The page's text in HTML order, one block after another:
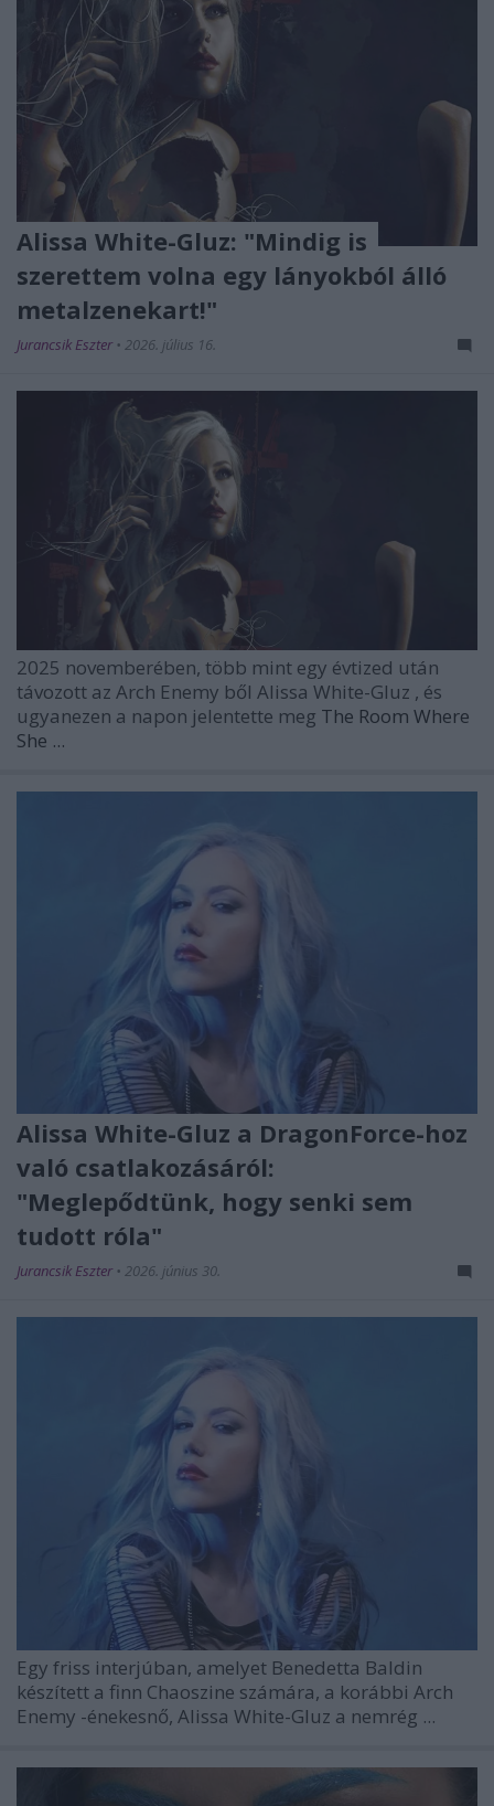
Alissa White-Gluz: "Mindig is
szerettem volna egy lányokból álló
metalzenekart!"
Jurancsik Eszter • 2026. július 16.
2025 novemberében, több mint egy évtized után
távozott az Arch Enemy ből Alissa White-Gluz , és
ugyanezen a napon jelentette meg The Room Where
She ...
Alissa White-Gluz a DragonForce-hoz
való csatlakozásáról:
"Meglepődtünk, hogy senki sem
tudott róla"
Jurancsik Eszter • 2026. június 30.
Egy friss interjúban, amelyet Benedetta Baldin
készített a finn Chaoszine számára, a korábbi Arch
Enemy -énekesnő, Alissa White-Gluz a nemrég ...